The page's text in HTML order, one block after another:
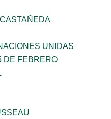
UNIDAS
DE FEBRERO